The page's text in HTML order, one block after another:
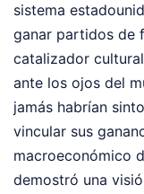
sistema
ganar partidos de
catalizador
ante los ojos del
jamás habrían
vincular sus
macroeconómico
demostró una